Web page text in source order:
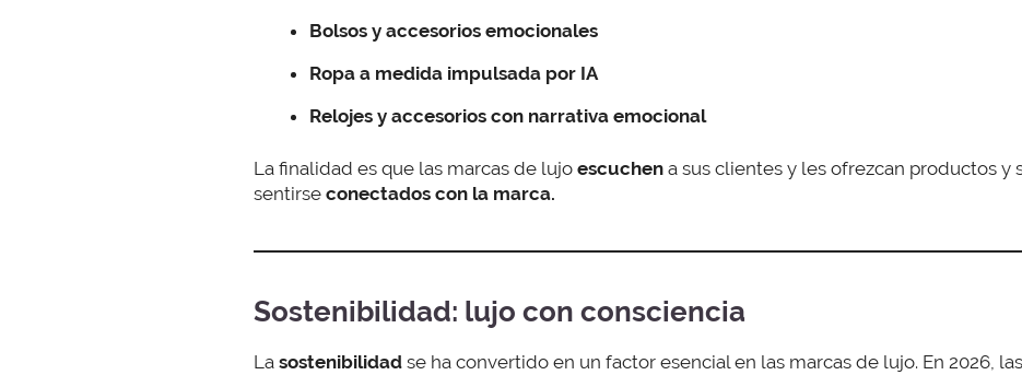
Bolsos y accesorios emocionales
Ropa a medida impulsada por IA
Relojes y accesorios con narrativa emocional
La finalidad es que las marcas de lujo escuchen a sus clientes y les ofrezcan productos y
sentirse conectados con la marca.
Sostenibilidad: lujo con consciencia
La sostenibilidad se ha convertido en un factor esencial en las marcas de lujo. En 2026,